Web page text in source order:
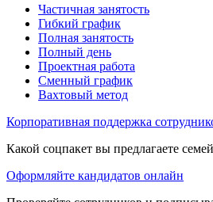
Частичная занятость
Гибкий график
Полная занятость
Полный день
Проектная работа
Сменный график
Вахтовый метод
Корпоративная поддержка
Какой соцпакет вы предлагаете
Оформляйте кандидатов онлайн